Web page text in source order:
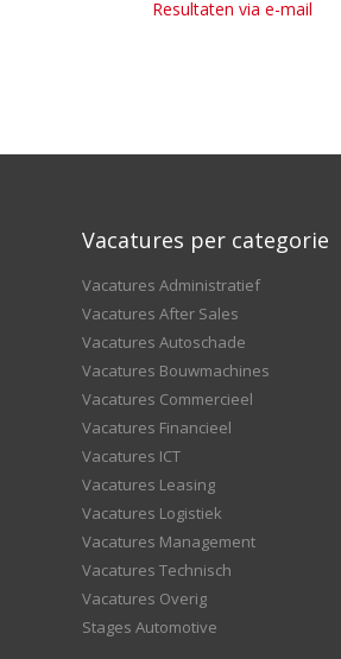
Resultaten via e-mail
Vacatures per categorie
Vacatures Administratief
Vacatures After Sales
Vacatures Autoschade
Vacatures Bouwmachines
Vacatures Commercieel
Vacatures Financieel
Vacatures ICT
Vacatures Leasing
Vacatures Logistiek
Vacatures Management
Vacatures Technisch
Vacatures Overig
Stages Automotive